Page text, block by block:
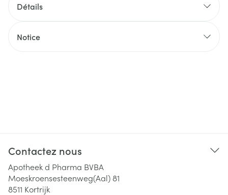
Détails
Notice
Contactez nous
Apotheek d Pharma BVBA
Moeskroensesteenweg(Aal) 81
8511 Kortrijk